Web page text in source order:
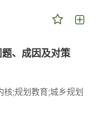
、成因及对策
核;规划教育;城乡规划